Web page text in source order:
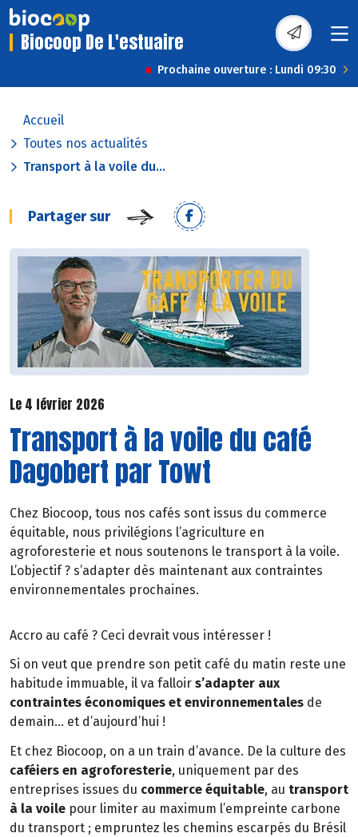
Biocoop De L'estuaire
Prochaine ouverture : Lundi 09:30
Accueil
Toutes nos actualités
Transport à la voile du...
Partager sur
Le 4 février 2026
Transport à la voile du café
Dagobert par Towt
Chez Biocoop, tous nos cafés sont issus du commerce
équitable, nous privilégions l’agriculture en
agroforesterie et nous soutenons le transport à la voile.
L’objectif ? s’adapter dès maintenant aux contraintes
environnementales prochaines.
Accro au café ? Ceci devrait vous intéresser !
Si on veut que prendre son petit café du matin reste une
habitude immuable, il va falloir s’adapter aux
contraintes économiques et environnementales de
demain… et d’aujourd’hui !
Et chez Biocoop, on a un train d’avance. De la culture des
caféiers en agroforesterie, uniquement par des
entreprises issues du commerce équitable, au transport
à la voile pour limiter au maximum l’empreinte carbone
du transport ; empruntez les chemins escarpés du Brésil